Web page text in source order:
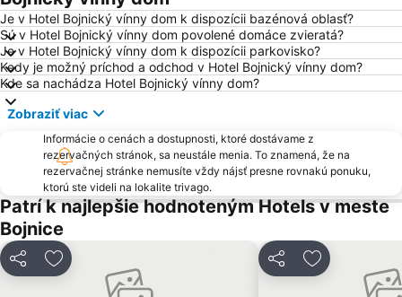
Podlavice
Sásová
Radvaň
Zvolenský zámok
Kremnička
Tajov
Fončorda
Hrad Strečno
Závodie
Majer
Rozprávkový zámok
Lyžiarske Stredisko Šachtičky Rudlová
Skipark Kálnica
Remata
Šalková
Javorinka Čičmany
Kammerhof - Baníctvo na Slovensku
Žilina-Bánová
Je v Hotel Bojnický vínny dom k dispozícii bazénová oblasť?
Sú v Hotel Bojnický vínny dom povolené domáce zvieratá?
Je v Hotel Bojnický vínny dom k dispozícii parkovisko?
Kedy je možný príchod a odchod v Hotel Bojnický vínny dom?
Kde sa nachádza Hotel Bojnický vínny dom?
Zobraziť viac
Informácie o cenách a dostupnosti, ktoré dostávame z
rezervačných stránok, sa neustále menia. To znamená, že na
rezervačnej stránke nemusíte vždy nájsť presne rovnakú ponuku,
ktorú ste videli na lokalite trivago.
Patrí k najlepšie hodnoteným Hotels v meste
Bojnice
ZdieľaťPridať do obľúbených ZdieľaťPridať do